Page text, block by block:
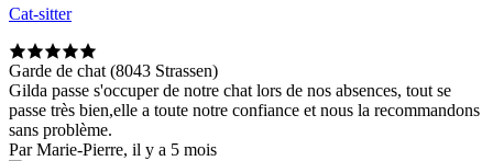
Cat-sitter
Garde de chat (8043 Strassen)
Gilda passe s'occuper de notre chat lors de nos absences, tout se
passe très bien,elle a toute notre confiance et nous la recommandons
sans problème.
Par Marie-Pierre, il y a 5 mois